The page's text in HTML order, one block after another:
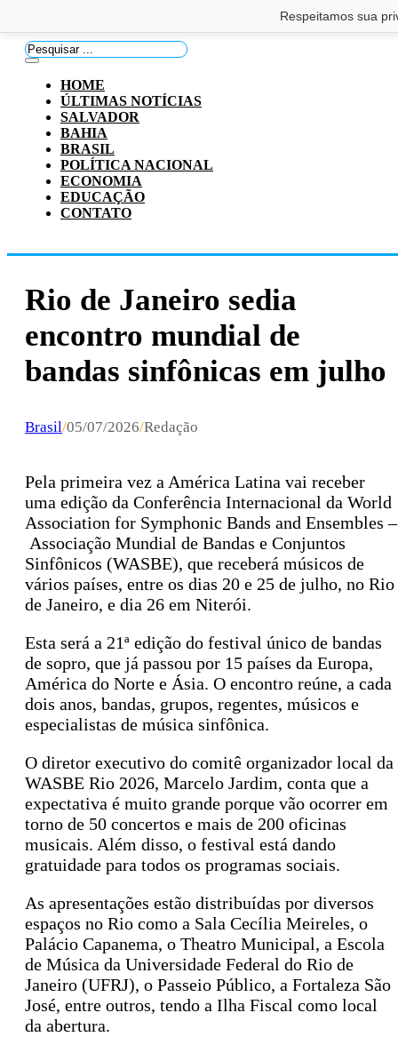
Respeitamos sua
Pesquisar
...
HOME
ÚLTIMAS NOTÍCIAS
SALVADOR
BAHIA
BRASIL
POLÍTICA NACIONAL
ECONOMIA
EDUCAÇÃO
CONTATO
Rio de Janeiro sedia
encontro mundial de
bandas sinfônicas em julho
Brasil/05/07/2026/Redação
Pela primeira vez a América Latina vai receber
uma edição da Conferência Internacional da World
Association for Symphonic Bands and Ensembles –
Associação Mundial de Bandas e Conjuntos
Sinfônicos (WASBE), que receberá músicos de
vários países, entre os dias 20 e 25 de julho, no Rio
de Janeiro, e dia 26 em Niterói.
Esta será a 21ª edição do festival único de bandas
de sopro, que já passou por 15 países da Europa,
América do Norte e Ásia. O encontro reúne, a cada
dois anos, bandas, grupos, regentes, músicos e
especialistas de música sinfônica.
O diretor executivo do comitê organizador local da
WASBE Rio 2026, Marcelo Jardim, conta que a
expectativa é muito grande porque vão ocorrer em
torno de 50 concertos e mais de 200 oficinas
musicais. Além disso, o festival está dando
gratuidade para todos os programas sociais.
As apresentações estão distribuídas por diversos
espaços no Rio como a Sala Cecília Meireles, o
Palácio Capanema, o Theatro Municipal, a Escola
de Música da Universidade Federal do Rio de
Janeiro (UFRJ), o Passeio Público, a Fortaleza São
José, entre outros, tendo a Ilha Fiscal como local
da abertura.